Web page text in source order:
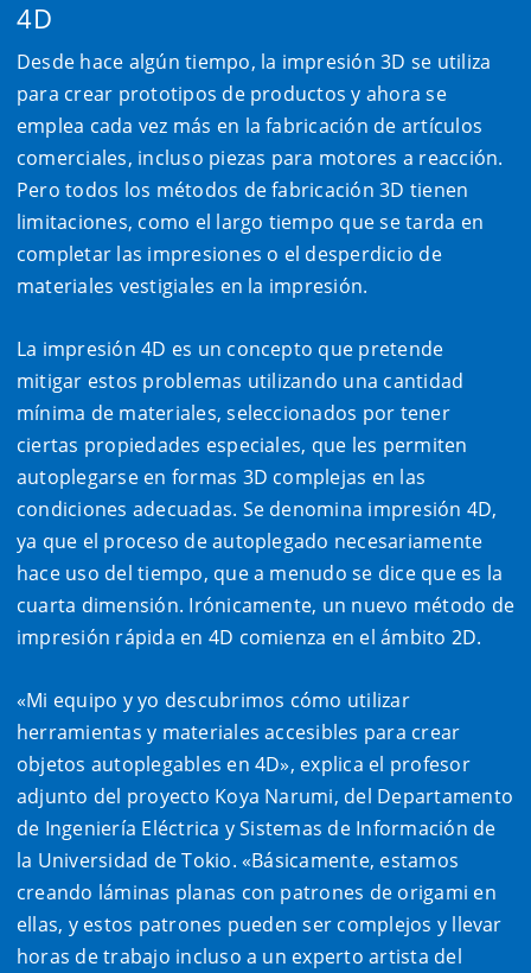
4D
Desde hace algún tiempo, la impresión 3D se utiliza
para crear prototipos de productos y ahora se
emplea cada vez más en la fabricación de artículos
comerciales, incluso piezas para motores a reacción.
Pero todos los métodos de fabricación 3D tienen
limitaciones, como el largo tiempo que se tarda en
completar las impresiones o el desperdicio de
materiales vestigiales en la impresión.
La impresión 4D es un concepto que pretende
mitigar estos problemas utilizando una cantidad
mínima de materiales, seleccionados por tener
ciertas propiedades especiales, que les permiten
autoplegarse en formas 3D complejas en las
condiciones adecuadas. Se denomina impresión 4D,
ya que el proceso de autoplegado necesariamente
hace uso del tiempo, que a menudo se dice que es la
cuarta dimensión. Irónicamente, un nuevo método de
impresión rápida en 4D comienza en el ámbito 2D.
«Mi equipo y yo descubrimos cómo utilizar
herramientas y materiales accesibles para crear
objetos autoplegables en 4D», explica el profesor
adjunto del proyecto Koya Narumi, del Departamento
de Ingeniería Eléctrica y Sistemas de Información de
la Universidad de Tokio. «Básicamente, estamos
creando láminas planas con patrones de origami en
ellas, y estos patrones pueden ser complejos y llevar
horas de trabajo incluso a un experto artista del